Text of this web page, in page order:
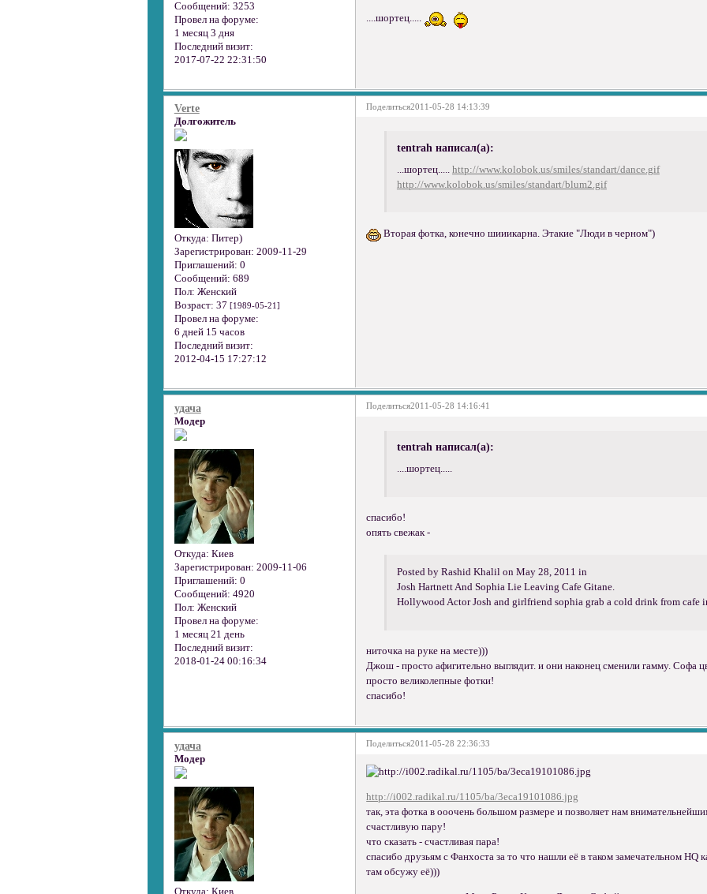
Сообщений: 3253
Провел на форуме:
1 месяц 3 дня
Последний визит:
2017-07-22 22:31:50
....шортец.....
Поделиться2011-05-28 14:13:39
Verte
Долгожитель
Откуда: Питер)
Зарегистрирован: 2009-11-29
Приглашений: 0
Сообщений: 689
Пол: Женский
Возраст: 37 [1989-05-21]
Провел на форуме:
6 дней 15 часов
Последний визит:
2012-04-15 17:27:12
tentrah написал(а):
...шортец..... http://www.kolobok.us/smiles/standart/dance.gif
http://www.kolobok.us/smiles/standart/blum2.gif
Вторая фотка, конечно шииикарна. Этакие "Люди в черном")
Поделиться2011-05-28 14:16:41
удача
Модер
Откуда: Киев
Зарегистрирован: 2009-11-06
Приглашений: 0
Сообщений: 4920
Пол: Женский
Провел на форуме:
1 месяц 21 день
Последний визит:
2018-01-24 00:16:34
tentrah написал(а):
....шортец.....
спасибо!
опять свежак -
Posted by Rashid Khalil on May 28, 2011 in
Josh Hartnett And Sophia Lie Leaving Cafe Gitane.
Hollywood Actor Josh and girlfriend sophia grab a cold drink from cafe
ниточка на руке на месте)))
Джош - просто афигительно выглядит. и они наконец сменили гамму. Софа
просто великолепные фотки!
спасибо!
Поделиться2011-05-28 22:36:33
удача
Модер
Откуда: Киев
http://i002.radikal.ru/1105/ba/3eca19101086.jpg
так, эта фотка в ооочень большом размере и позволяет нам
счастливую пару!
что сказать - счастливая пара!
спасибо друзьям с Фанхоста за то что нашли её в таком замечательном HQ
там обсужу её)))